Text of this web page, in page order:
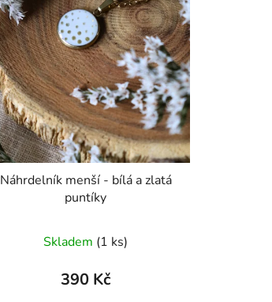
Náhrdelník menší - bílá a zlatá
puntíky
Skladem (1 ks)
390 Kč